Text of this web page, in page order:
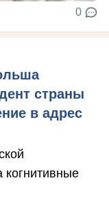
0
страны
в адрес
когнитивные